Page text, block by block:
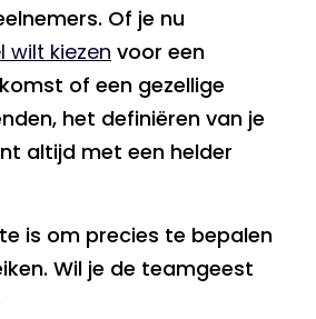
Of je nu
wilt kiezen voor een
of een gezellige
het definiëren van je
altijd met een helder
is om precies te bepalen
Wil je de teamgeest